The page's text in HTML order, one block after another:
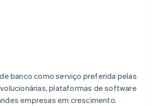
banco como serviço preferida pelas
plataformas de software
empresas em crescimento.